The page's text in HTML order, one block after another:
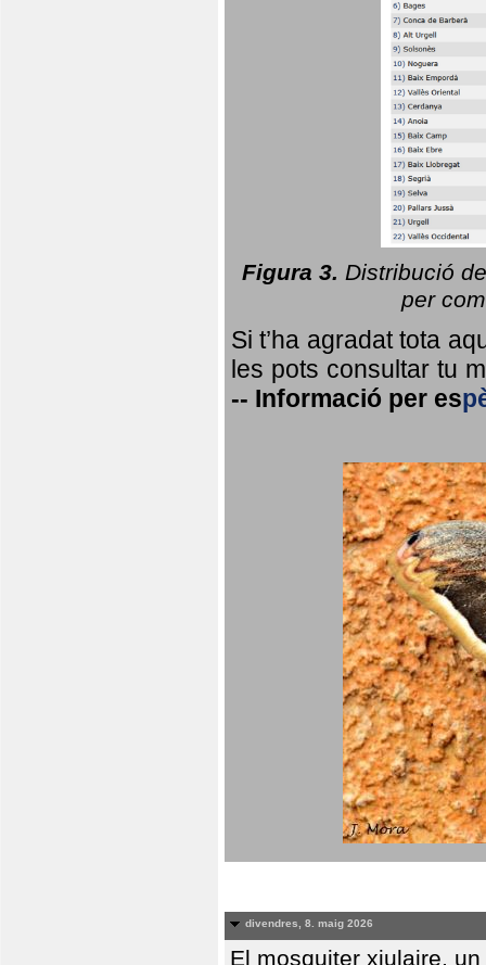
Figura 3. Distribució
per
Si t’ha agradat tota
les pots consultar tu
-- Informació per es
divendres, 8. maig 2026
El mosquiter xiulaire,